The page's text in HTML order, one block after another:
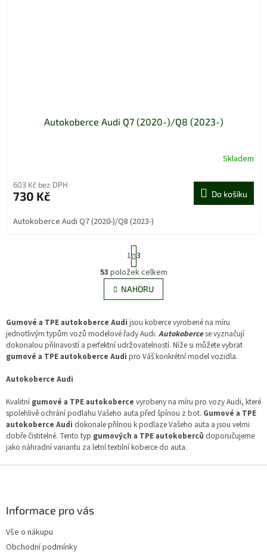
Autokoberce Audi Q7 (2020-)/Q8 (2023-)
Skladem
603 Kč bez DPH
730 Kč Do košíku
Autokoberce Audi Q7 (2020-)/Q8 (2023-)
O
v
l
d
a
c
í
k
y
v
ý
p
S
t
r
á
n
k
v
á
n
í
1 3
53 položek celkem
NAHORU
Gumové a TPE autokoberce Audi jsou koberce vyrobené na míru
jednotlivým typům vozů modelové řady Audi. Autokobercese vyznačují
dokonalou přilnavostí a perfektní udržovatelností. Níže si můžete vybrat
gumové a TPE autokoberce Audi pro Váš konkrétní model vozidla.
Autokoberce Audi
Kvalitní gumové a TPE autokoberce vyrobeny na míru pro vozy Audi, které
spolehlivě ochrání podlahu Vašeho auta před špínou z bot. Gumové a TPE
autokoberce Audi dokonale přilnou k podlaze Vašeho auta a jsou velmi
dobře čistitelné. Tento typ gumových a TPE autokoberců doporučujeme
jako náhradní variantu za letní textilní koberce do auta.
Informace pro vás
Vše o nákupu
Obchodní podmínky